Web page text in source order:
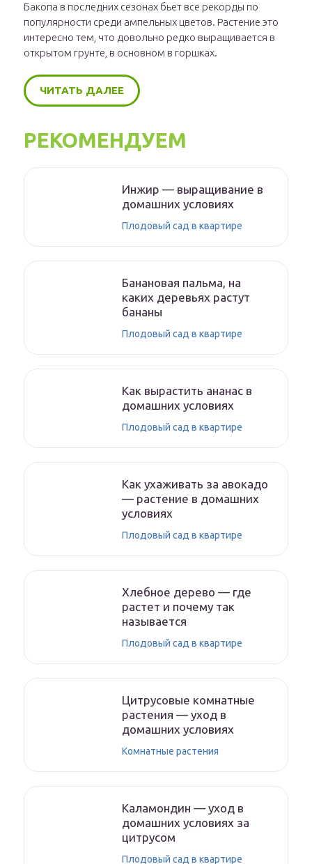
Бакопа в последних сезонах бьет все рекорды по
популярности среди ампельных цветов. Растение это
интересно тем, что довольно редко выращивается в
открытом грунте, в основном в горшках.
ЧИТАТЬ ДАЛЕЕ
РЕКОМЕНДУЕМ
Инжир — выращивание в
домашних условиях
Плодовый сад в квартире
Банановая пальма, на
каких деревьях растут
бананы
Плодовый сад в квартире
Как вырастить ананас в
домашних условиях
Плодовый сад в квартире
Как ухаживать за авокадо
— растение в домашних
условиях
Плодовый сад в квартире
Хлебное дерево — где
растет и почему так
называется
Плодовый сад в квартире
Цитрусовые комнатные
растения — уход в
домашних условиях
Комнатные растения
Каламондин — уход в
домашних условиях за
цитрусом
Плодовый сад в квартире